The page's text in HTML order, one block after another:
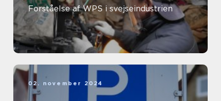
Forståelse af WPS i svejseindustrien
02. november 2024